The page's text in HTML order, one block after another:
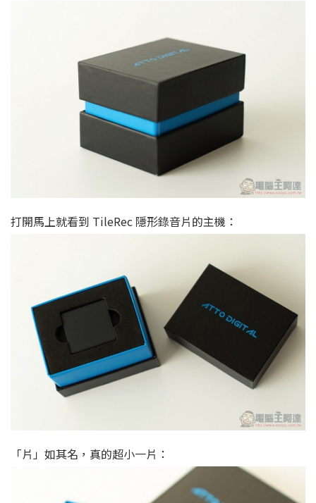
打開馬上就看到 TileRec 隱形錄音片的主機：
「片」如其名，真的超小一片：